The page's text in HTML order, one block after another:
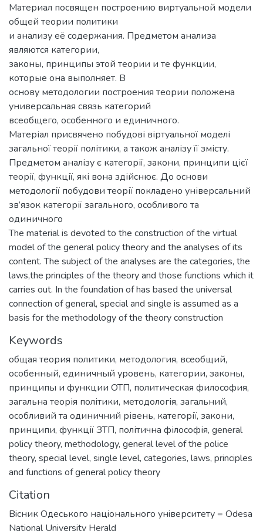
Материал посвящен построению виртуальной модели
общей теории политики
и анализу её содержания. Предметом анализа
являются категории,
законы, принципы этой теории и те функции,
которые она выполняет. В
основу методологии построения теории положена
универсальная связь категорий
всеобщего, особенного и единичного.
Матеріал присвячено побудові віртуальної моделі
загальної теорії політики, а також аналізу її змісту.
Предметом аналізу є категорії, закони, принципи цієї
теорії, функції, які вона здійснює. До основи
методології побудови теорії покладено універсальний
зв’язок категорії загального, особливого та
одиничного
The material is devoted to the construction of the virtual
model of the general policy theory and the analyses of its
content. The subject of the analyses are the categories, the
laws,the principles of the theory and those functions which it
carries out. In the foundation of has based the universal
connection of general, special and single is assumed as a
basis for the methodology of the theory construction
Keywords
общая теория политики, методология, всеобщий,
особенный, единичный уровень, категории, законы,
принципы и функции ОТП, политическая философия,
загальна теорія політики, методологія, загальний,
особливий та одиничний рівень, категорії, закони,
принципи, функції ЗТП, політична філософія, general
policy theory, methodology, general level of the police
theory, special level, single level, categories, laws, principles
and functions of general policy theory
Citation
Вiсник Одеського нацiонального унiверситету = Odesa
National University Herald